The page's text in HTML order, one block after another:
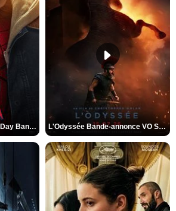
Spider-Man: Brand New Day Bande-annonce VO STFR L'Odyssée Bande-annonce VO STFR